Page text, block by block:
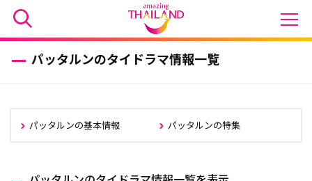
パッタルンのタイドラマ情報一覧
パッタルンの基本情報 パッタルンの特集